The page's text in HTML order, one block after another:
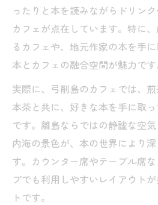
ったりと本を読みながらドリン
カフェが点在しています。特に
るカフェや、地元作家の本を手に
本とカフェの融合空間が魅力です
実際に、弓削島のカフェでは、
本茶と共に、好きな本を手に取
です。離島ならではの静謐な空
内海の景色が、本の世界により
す。カウンター席やテーブル席
プでも利用しやすいレイアウト
トです。